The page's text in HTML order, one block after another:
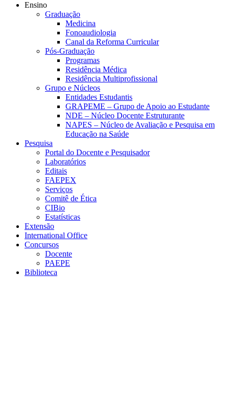
Ensino
Graduação
Medicina
Fonoaudiologia
Canal da Reforma Curricular
Pós-Graduação
Programas
Residência Médica
Residência Multiprofissional
Grupo e Núcleos
Entidades Estudantis
GRAPEME – Grupo de Apoio ao Estudante
NDE – Núcleo Docente Estruturante
NAPES – Núcleo de Avaliação e Pesquisa em
Educação na Saúde
Pesquisa
Portal do Docente e Pesquisador
Laboratórios
Editais
FAEPEX
Serviços
Comitê de Ética
CIBio
Estatísticas
Extensão
International Office
Concursos
Docente
PAEPE
Biblioteca